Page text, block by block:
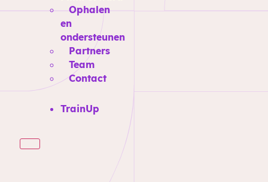
Ophalen
en
ondersteunen
Partners
Team
Contact
TrainUp